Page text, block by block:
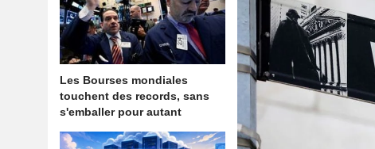
Les Bourses mondiales
touchent des records, sans
s'emballer pour autant